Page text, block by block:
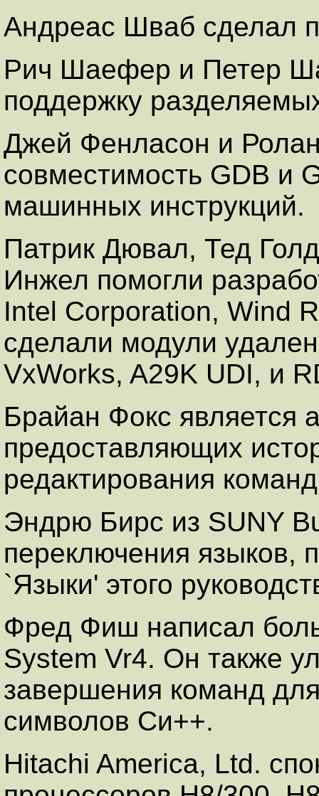
Андреас Шваб сделал
Рич Шаефер и Петер
поддержку
Джей Фенласон и
совместимость GDB и
машинных инструкций.
Патрик Дювал, Тед
Инжел помогли
Intel Corporation, Wind
сделали модули
VxWorks, A29K UDI, и
Брайан Фокс является
предоставляющих
редактирования
Эндрю Бирс из SUNY
переключения языков,
`Языки' этого
Фред Фиш написал
System Vr4. Он также
завершения команд
символов Си++.
Hitachi America, Ltd.